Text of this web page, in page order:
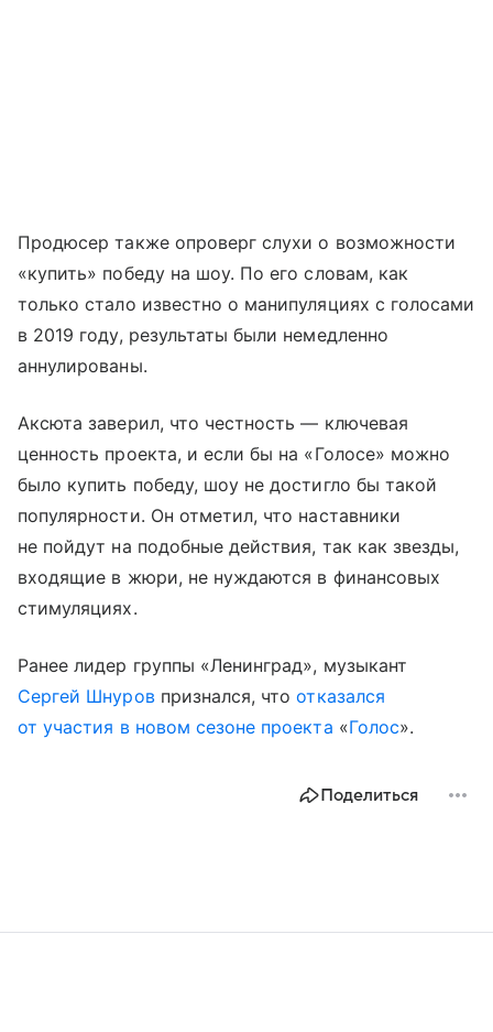
Продюсер также опроверг слухи о возможности
«купить» победу на шоу. По его словам, как
только стало известно о манипуляциях с голосами
в 2019 году, результаты были немедленно
аннулированы.
Аксюта заверил, что честность — ключевая
ценность проекта, и если бы на «Голосе» можно
было купить победу, шоу не достигло бы такой
популярности. Он отметил, что наставники
не пойдут на подобные действия, так как звезды,
входящие в жюри, не нуждаются в финансовых
стимуляциях.
Ранее лидер группы «Ленинград», музыкант
Сергей Шнуровпризнался, чтоотказался
от участия в новом сезоне проекта «Голос».
Поделиться